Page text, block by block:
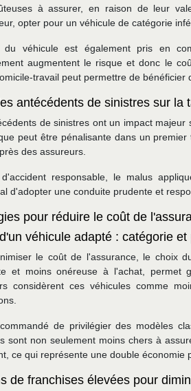
à assurer, en raison de leur
opter pour un véhicule de catégorie
du véhicule est également pris en
augmentent le risque et donc le
travail peut permettre de bénéficier
antécédents de sinistres sur la
de sinistres ont un impact
peut être pénalisante dans un
des assureurs.
responsable, le malus
d'adopter une conduite prudente et
pour réduire le coût de
véhicule adapté : catégorie et
le coût de l'assurance, le choix
et moins onéreuse à l'achat, permet
considèrent ces véhicules comme
de privilégier des modèles
sont non seulement moins chers à
ce qui représente une double économie
de franchises élevées pour